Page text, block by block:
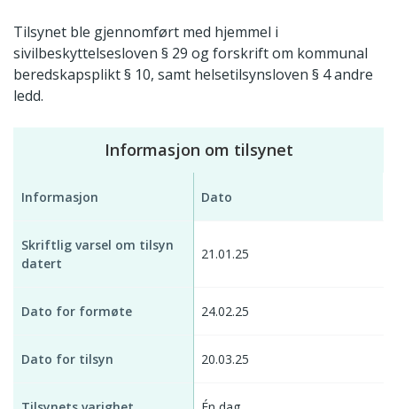
Tilsynet ble gjennomført med hjemmel i
sivilbeskyttelsesloven § 29 og forskrift om kommunal
beredskapsplikt § 10, samt helsetilsynsloven § 4 andre
ledd.
Informasjon om tilsynet
Informasjon Dato
Skriftlig varsel om tilsyn
datert
21.01.25
Dato for formøte 24.02.25
Dato for tilsyn 20.03.25